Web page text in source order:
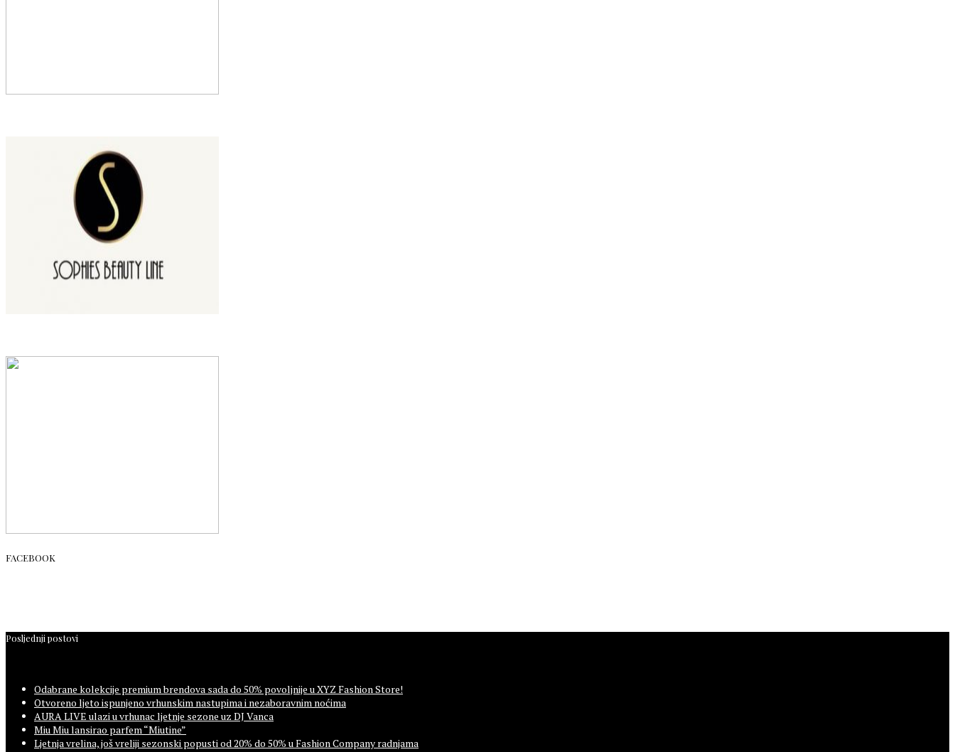
FACEBOOK
Posljednji postovi
Odabrane kolekcije premium brendova sada do 50% povoljnije u XYZ Fashion Store!
Otvoreno ljeto ispunjeno vrhunskim nastupima i nezaboravnim noćima
AURA LIVE ulazi u vrhunac ljetnje sezone uz DJ Vanca
Miu Miu lansirao parfem “Miutine”
Ljetnja vrelina, još vreliji sezonski popusti od 20% do 50% u Fashion Company radnjama